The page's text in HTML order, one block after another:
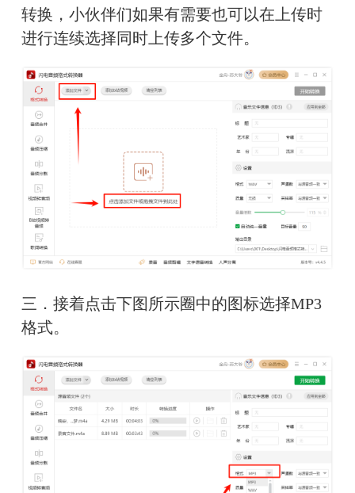
转换，小伙伴们如果有需要也可以在上传时
进行连续选择同时上传多个文件。
三．接着点击下图所示圈中的图标选择MP3
格式。